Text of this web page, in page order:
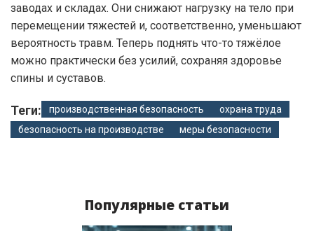
заводах и складах. Они снижают нагрузку на тело при
перемещении тяжестей и, соответственно, уменьшают
вероятность травм. Теперь поднять что-то тяжёлое
можно практически без усилий, сохраняя здоровье
спины и суставов.
Теги: производственная безопасность
охрана труда
безопасность на производстве
меры безопасности
Популярные статьи